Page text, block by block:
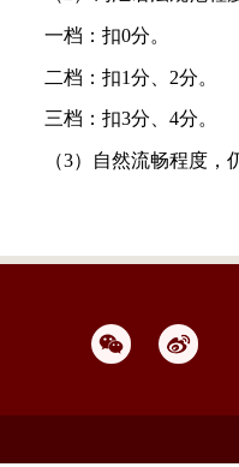
一档：扣0分。
二档：扣1分、2分。
三档：扣3分、4分。
（3）自然流畅程度，